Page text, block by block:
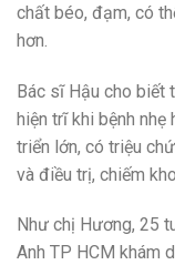
chất béo, đạm, có
hơn.
Bác sĩ Hậu cho biết
hiện trĩ khi bệnh
triển lớn, có triệu
và điều trị, chiếm
Như chị Hương, 25
Anh TP HCM khám